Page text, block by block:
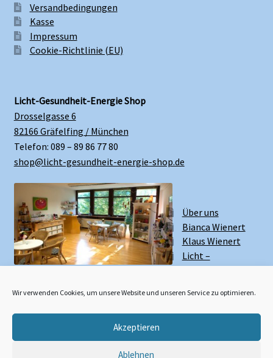
Wir verwenden Cookies, um unsere Website und unseren Service zu optimieren.
Akzeptieren
Ablehnen
Versandbedingungen
Kasse
Impressum
Cookie-Richtlinie (EU)
Licht-Gesundheit-Energie Shop
Drosselgasse 6
82166 Gräfelfing / München
Telefon: 089 – 89 86 77 80
shop@licht-gesundheit-energie-shop.de
Über uns
Bianca Wienert
Klaus Wienert
Licht –
Gesundheit –
Widerruf erklären